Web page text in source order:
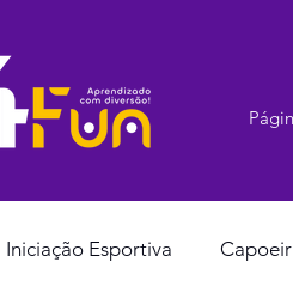
Iniciação Esportiva